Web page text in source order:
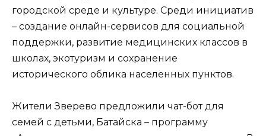
городской среде и культуре. Среди инициатив
– создание онлайн-сервисов для социальной
поддержки, развитие медицинских классов в
школах, экотуризм и сохранение
исторического облика населенных пунктов.
Жители Зверево предложили чат-бот для
семей с детьми, Батайска – программу